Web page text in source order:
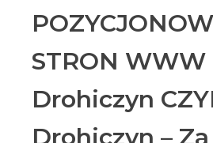
STRON WWW
Drohiczyn
Drohiczyn –